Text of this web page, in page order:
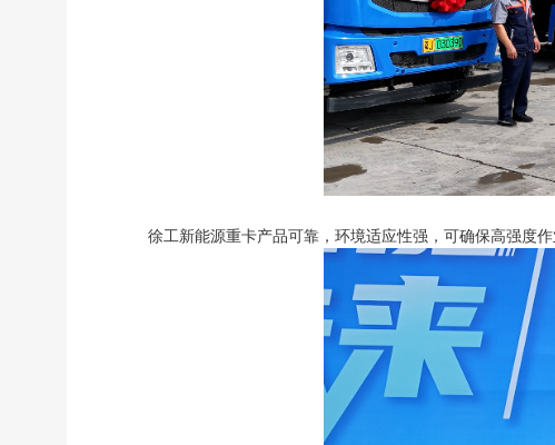
徐工新能源重卡产品可靠，环境适应性强，可确保高强度